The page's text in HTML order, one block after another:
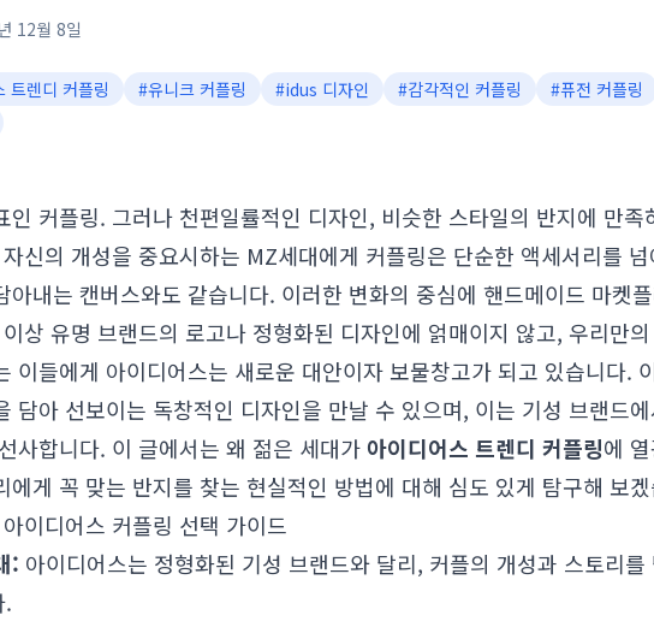
12월 8일
트렌디 커플링 #유니크 커플링 #idus 디자인 #감각적인 커플링 #퓨전 커플링
인 커플링. 그러나 천편일률적인 디자인, 비슷한 스타일의 반지에 만
신의 개성을 중요시하는 MZ세대에게 커플링은 단순한 액세서리를
아내는 캔버스와도 같습니다. 이러한 변화의 중심에 핸드메이드 마켓
상 유명 브랜드의 로고나 정형화된 디자인에 얽매이지 않고, 우리만
이들에게 아이디어스는 새로운 대안이자 보물창고가 되고 있습니다.
담아 선보이는 독창적인 디자인을 만날 수 있으며, 이는 기성 브랜드
사합니다. 이 글에서는 왜 젊은 세대가 아이디어스 트렌디 커플링에
에게 꼭 맞는 반지를 찾는 현실적인 방법에 대해 심도 있게 탐구해 보
이디어스 커플링 선택 가이드
: 아이디어스는 정형화된 기성 브랜드와 달리, 커플의 개성과 스토리
.